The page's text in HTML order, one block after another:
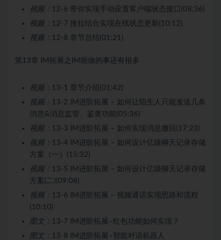
视频： 12-6 带你实现手动设置客户端状态接口(08:36)
视频： 12-7 推拉结合实现在线状态更新(10:12)
视频： 12-8 章节总结(01:21)
第13章 IM拓展之IM能做的事还有很多
视频： 13-1 章节介绍(01:42)
视频： 13-2 IM进阶拓展 – 如何让陌生人只能发送几条
消息&消息监管、鉴黄功能(05:36)
视频： 13-3 IM进阶拓展 – 如何实现消息撤回(17:23)
视频： 13-4 IM进阶拓展 – 如何设计亿级聊天记录存储
方案（一）(15:32)
视频： 13-5 IM进阶拓展 – 如何设计亿级聊天记录存储
方案(二)(09:08)
视频： 13-6 IM进阶拓展 – 视频通话实现思路和流程
(10:10)
图文： 13-7 IM进阶拓展–红包功能如何实现？
图文： 13-8 IM进阶拓展–智能对话机器人